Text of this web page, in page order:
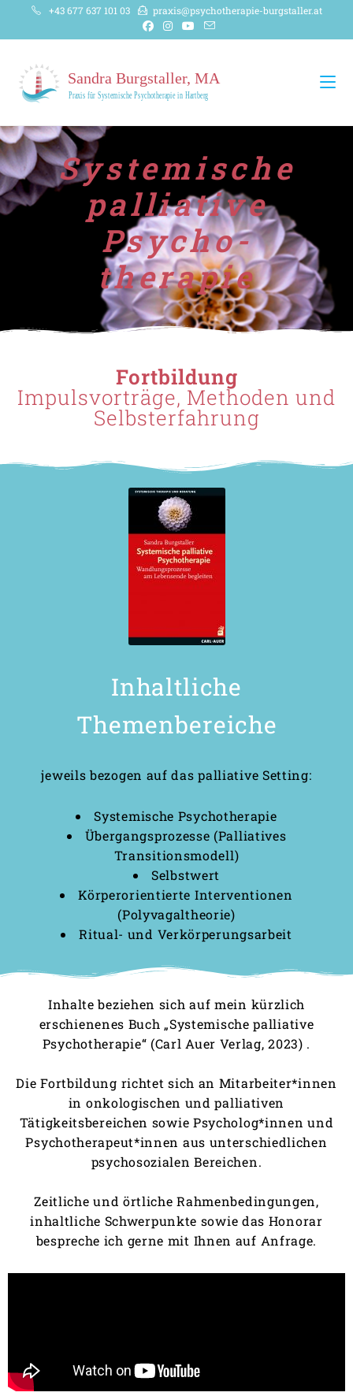
+43 677 637 101 03 praxis@psychotherapie-burgstaller.at
Systemische
palliative
Psycho-
therapie
Fortbildung
Impulsvorträge, Methoden und
Selbsterfahrung
Inhaltliche
Themenbereiche
jeweils bezogen auf das palliative Setting:
Systemische Psychotherapie
Übergangsprozesse (Palliatives
Transitionsmodell)
Selbstwert
Körperorientierte Interventionen
(Polyvagaltheorie)
Ritual- und Verkörperungsarbeit
Inhalte beziehen sich auf mein kürzlich
erschienenes Buch „Systemische palliative
Psychotherapie“ (Carl Auer Verlag, 2023) .
Die Fortbildung richtet sich an Mitarbeiter*innen
in onkologischen und palliativen
Tätigkeitsbereichen sowie Psycholog*innen und
Psychotherapeut*innen aus unterschiedlichen
psychosozialen Bereichen.
Zeitliche und örtliche Rahmenbedingungen,
inhaltliche Schwerpunkte sowie das Honorar
bespreche ich gerne mit Ihnen auf Anfrage.